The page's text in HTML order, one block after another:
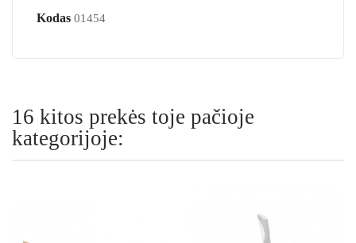
Kodas 01454
16 kitos prekės toje pačioje
kategorijoje: